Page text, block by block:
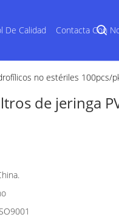
De Calidad Contacta Con
no estériles 100pcs/
de jeringa